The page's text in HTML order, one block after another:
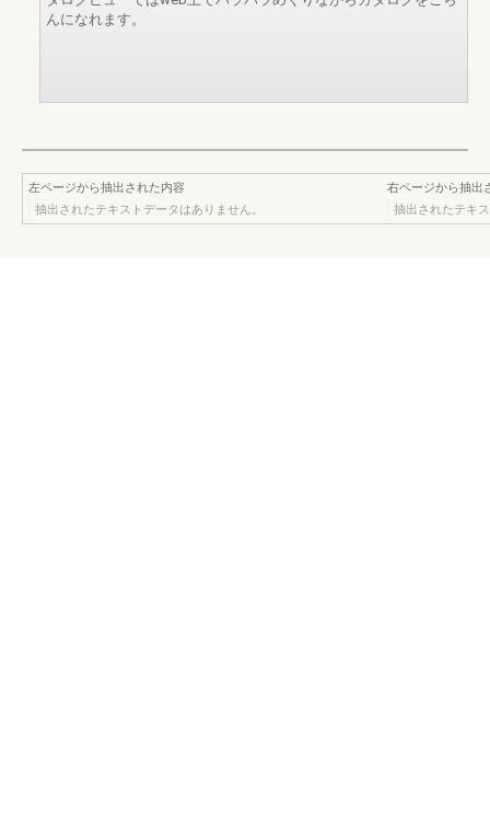
んになれます。
左ページから抽出された内容
抽出されたテキストデータはありません。
右ページから抽出
抽出されたテキ